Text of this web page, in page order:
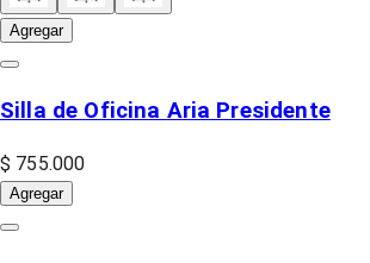
Agregar
Silla de Oficina Aria Presidente
$ 755.000
Agregar